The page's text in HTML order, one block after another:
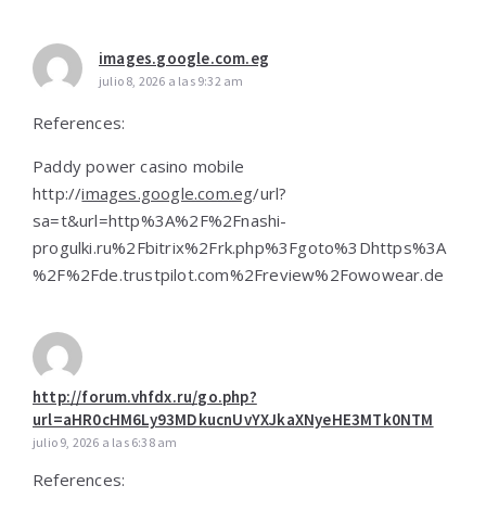
images.google.com.eg
julio 8, 2026 a las 9:32 am
References:
Paddy power casino mobile
http://images.google.com.eg/url?
sa=t&url=http%3A%2F%2Fnashi-
progulki.ru%2Fbitrix%2Frk.php%3Fgoto%3Dhttps%3A
%2F%2Fde.trustpilot.com%2Freview%2Fowowear.de
http://forum.vhfdx.ru/go.php?
url=aHR0cHM6Ly93MDkucnUvYXJkaXNyeHE3MTk0NTM
julio 9, 2026 a las 6:38 am
References: